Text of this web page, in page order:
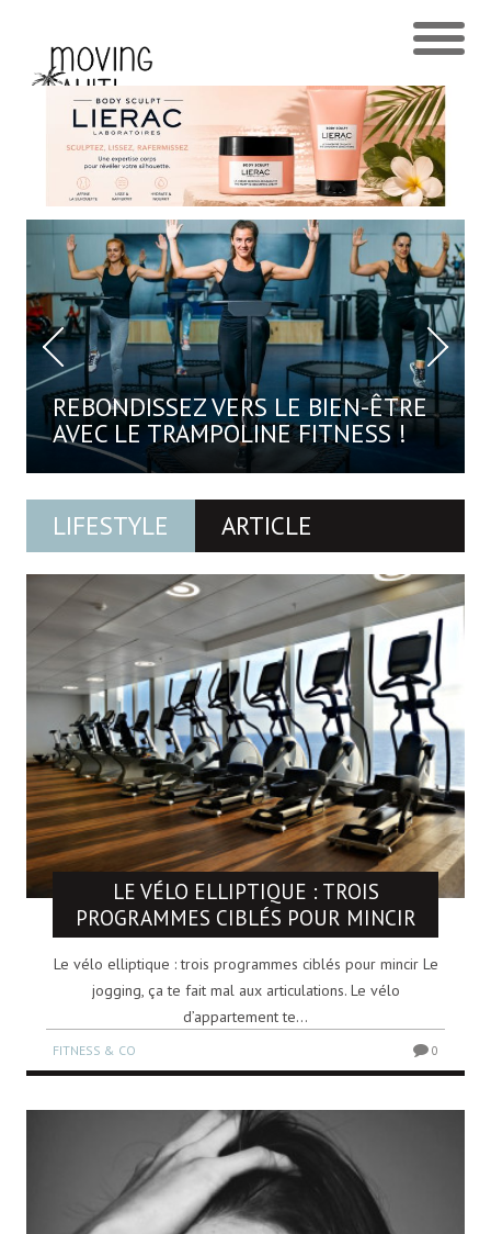
COMMENT MÉNAGER SES
ARTICULATIONS DANS LA
PRATIQUE DU SPORT : CONSEILS
ET SOLUTIONS
LIFESTYLE ARTICLE
LE VÉLO ELLIPTIQUE : TROIS
PROGRAMMES CIBLÉS POUR MINCIR
Le vélo elliptique : trois programmes ciblés pour mincir Le
jogging, ça te fait mal aux articulations. Le vélo
d’appartement te...
FITNESS & CO 0